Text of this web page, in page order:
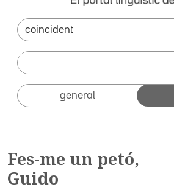
general
Fes-me un petó,
Guido